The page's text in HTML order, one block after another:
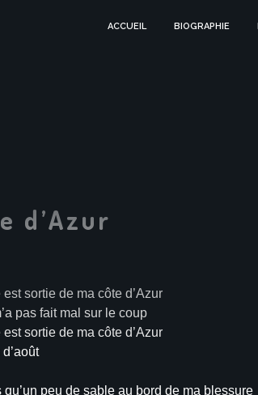
ACCUEIL BIOGRAPHIE
d’Azur
sortie de ma côte d’Azur
pas fait mal sur le coup
sortie de ma côte d’Azur
qu’un peu de sable au bord de ma blessure